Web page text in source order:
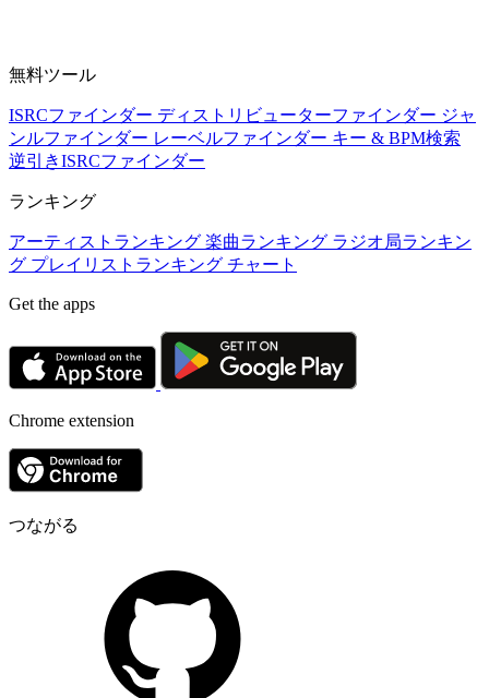
無料ツール
ISRCファインダー ディストリビューターファインダー ジャ
ンルファインダー レーベルファインダー キー & BPM検索
逆引きISRCファインダー
ランキング
アーティストランキング 楽曲ランキング ラジオ局ランキン
グ プレイリストランキング チャート
Get the apps
Chrome extension
つながる